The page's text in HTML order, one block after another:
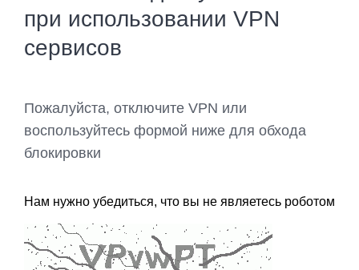
при использовании VPN
сервисов
Пожалуйста, отключите VPN или
воспользуйтесь формой ниже для обхода
блокировки
Нам нужно убедиться, что вы не являетесь роботом